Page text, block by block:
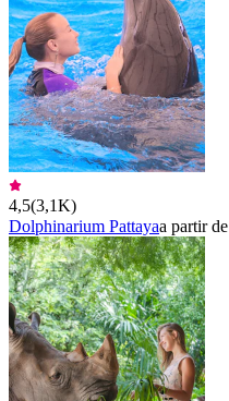
4,5(3,1K)
Dolphinarium Pattayaa partir